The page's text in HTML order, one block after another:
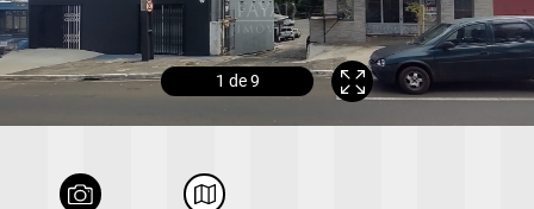
1 de 9